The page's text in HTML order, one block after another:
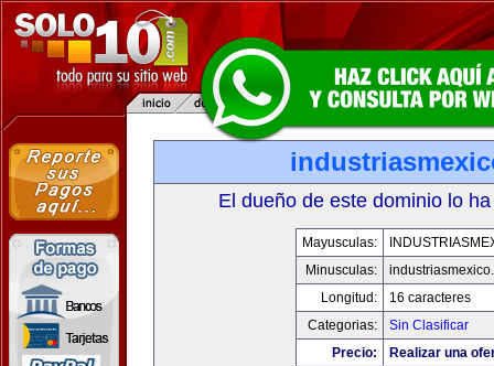
El dueño de este dominio lo
Mayusculas:
Minusculas:
Longitud:
16 caracteres
Categorias:
Sin Clasificar
Precio:
Realizar una